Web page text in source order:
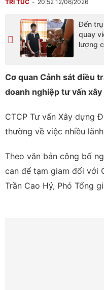
TRI TÚC 20:52 12/06/2026
Đến
quay
lượng
Cơ quan Cảnh sát điều
doanh nghiệp tư vấn
CTCP Tư vấn Xây dựng
thường về việc nhiều
Theo văn bản công bố
can để tạm giam đối với
Trần Cao Hỷ, Phó Tổng